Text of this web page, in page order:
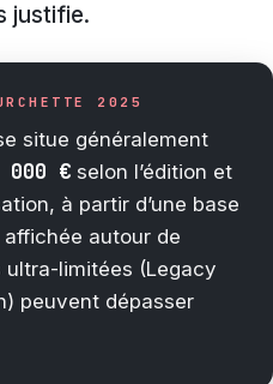
justifie.
2025
situe généralement
000 €selon l’édition et
à partir d’une base
autour de
ultra-limitées (Legacy
peuvent dépasser